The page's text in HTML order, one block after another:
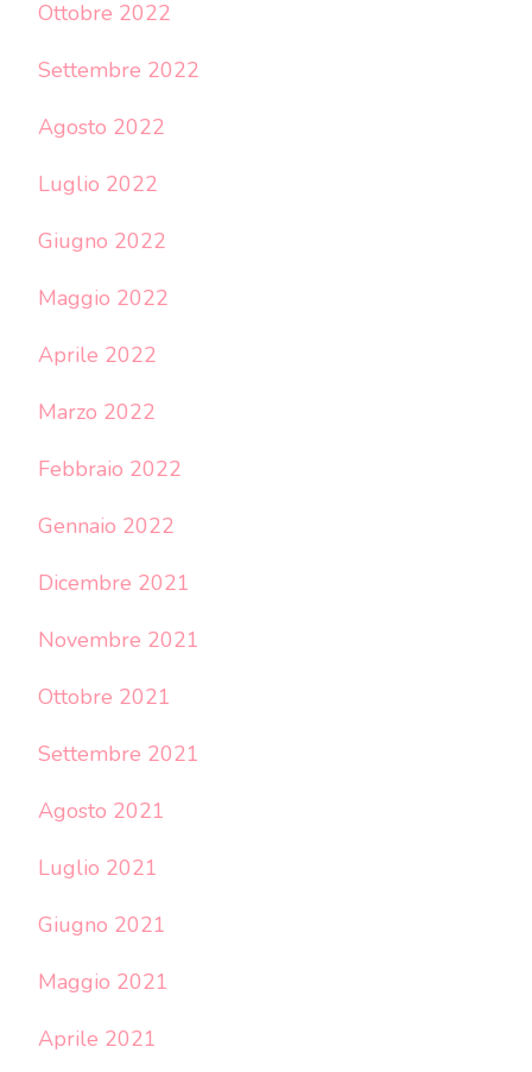
Ottobre 2022
Settembre 2022
Agosto 2022
Luglio 2022
Giugno 2022
Maggio 2022
Aprile 2022
Marzo 2022
Febbraio 2022
Gennaio 2022
Dicembre 2021
Novembre 2021
Ottobre 2021
Settembre 2021
Agosto 2021
Luglio 2021
Giugno 2021
Maggio 2021
Aprile 2021